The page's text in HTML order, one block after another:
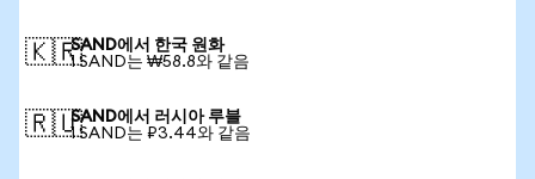
🇰🇷SAND에서 한국 원화
1 SAND는 ₩58.8와 같음
🇷🇺SAND에서 러시아 루블
1 SAND는 ₽3.44와 같음